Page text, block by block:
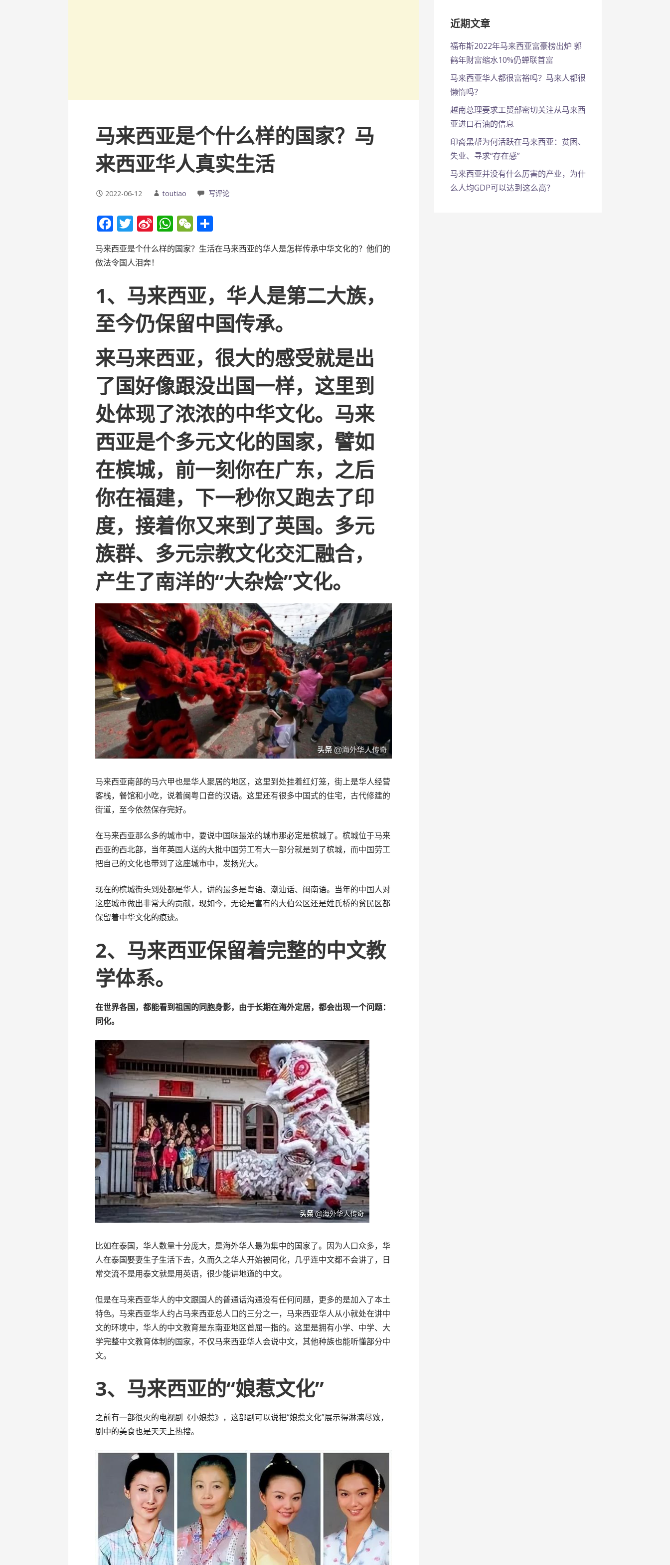
马来西亚是个什么样的国家？马
来西亚华人真实生活
2022-06-12 toutiao 写评论
F
ac
e
b
o
k
T
w
itt
er
Si
n
a
W
ei
b
o
W
h
at
A
p
p
W
e
C
at
享
马来西亚是个什么样的国家？生活在马来西亚的华人是怎样传承中华文化的？他们的
做法令国人泪奔！
1、马来西亚，华人是第二大族，
至今仍保留中国传承。
来马来西亚，很大的感受就是出
了国好像跟没出国一样，这里到
处体现了浓浓的中华文化。马来
西亚是个多元文化的国家，譬如
在槟城，前一刻你在广东，之后
你在福建，下一秒你又跑去了印
度，接着你又来到了英国。多元
族群、多元宗教文化交汇融合，
产生了南洋的“大杂烩”文化。
马来西亚南部的马六甲也是华人聚居的地区，这里到处挂着红灯笼，街上是华人经营
客栈，餐馆和小吃，说着闽粤口音的汉语。这里还有很多中国式的住宅，古代修建的
街道，至今依然保存完好。
在马来西亚那么多的城市中，要说中国味最浓的城市那必定是槟城了。槟城位于马来
西亚的西北部，当年英国人送的大批中国劳工有大一部分就是到了槟城，而中国劳工
把自己的文化也带到了这座城市中，发扬光大。
现在的槟城街头到处都是华人，讲的最多是粤语、潮汕话、闽南语。当年的中国人对
这座城市做出非常大的贡献，现如今，无论是富有的大伯公区还是姓氏桥的贫民区都
保留着中华文化的痕迹。
2、马来西亚保留着完整的中文教
学体系。
在世界各国，都能看到祖国的同胞身影，由于长期在海外定居，都会出现一个问题：
同化。
比如在泰国，华人数量十分庞大，是海外华人最为集中的国家了。因为人口众多，华
人在泰国娶妻生子生活下去，久而久之华人开始被同化，几乎连中文都不会讲了，日
常交流不是用泰文就是用英语，很少能讲地道的中文。
但是在马来西亚华人的中文跟国人的普通话沟通没有任何问题，更多的是加入了本土
特色。马来西亚华人约占马来西亚总人口的三分之一，马来西亚华人从小就处在讲中
文的环境中，华人的中文教育是东南亚地区首屈一指的。这里是拥有小学、中学、大
学完整中文教育体制的国家，不仅马来西亚华人会说中文，其他种族也能听懂部分中
文。
3、马来西亚的“娘惹文化”
之前有一部很火的电视剧《小娘惹》，这部剧可以说把“娘惹文化”展示得淋漓尽致，
剧中的美食也是天天上热搜。
近期文章
福布斯2022年马来西亚富豪榜出炉 郭
鹤年财富缩水10%仍蝉联首富
马来西亚华人都很富裕吗？马来人都很
懒惰吗？
越南总理要求工贸部密切关注从马来西
亚进口石油的信息
印裔黑帮为何活跃在马来西亚：贫困、
失业、寻求“存在感”
马来西亚并没有什么厉害的产业，为什
么人均GDP可以达到这么高？